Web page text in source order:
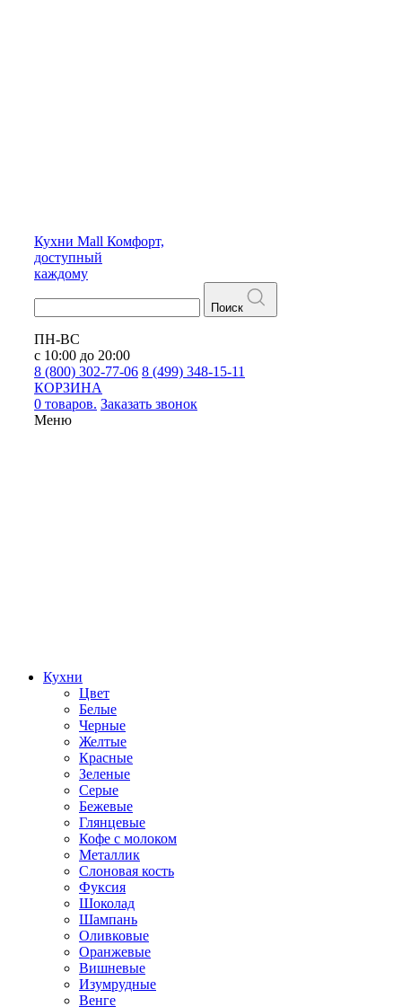
Кухни Mall Комфорт,
доступный
каждому
Поиск
ПН-ВС
с 10:00 до 20:00
8 (800) 302-77-06 8 (499) 348-15-11
КОРЗИНА
0 товаров. Заказать звонок
Меню
Кухни
Цвет
Белые
Черные
Желтые
Красные
Зеленые
Серые
Бежевые
Глянцевые
Кофе с молоком
Металлик
Слоновая кость
Фуксия
Шоколад
Шампань
Оливковые
Оранжевые
Вишневые
Изумрудные
Венге